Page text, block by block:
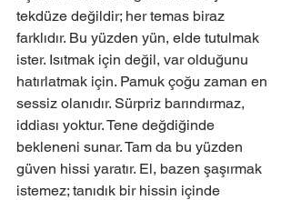
tekdüze değildir; her temas biraz
farklıdır. Bu yüzden yün, elde tutulmak
ister. Isıtmak için değil, var olduğunu
hatırlatmak için. Pamuk çoğu zaman en
sessiz olanıdır. Sürpriz barındırmaz,
iddiası yoktur. Tene değdiğinde
bekleneni sunar. Tam da bu yüzden
güven hissi yaratır. El, bazen şaşırmak
istemez; tanıdık bir hissin içinde